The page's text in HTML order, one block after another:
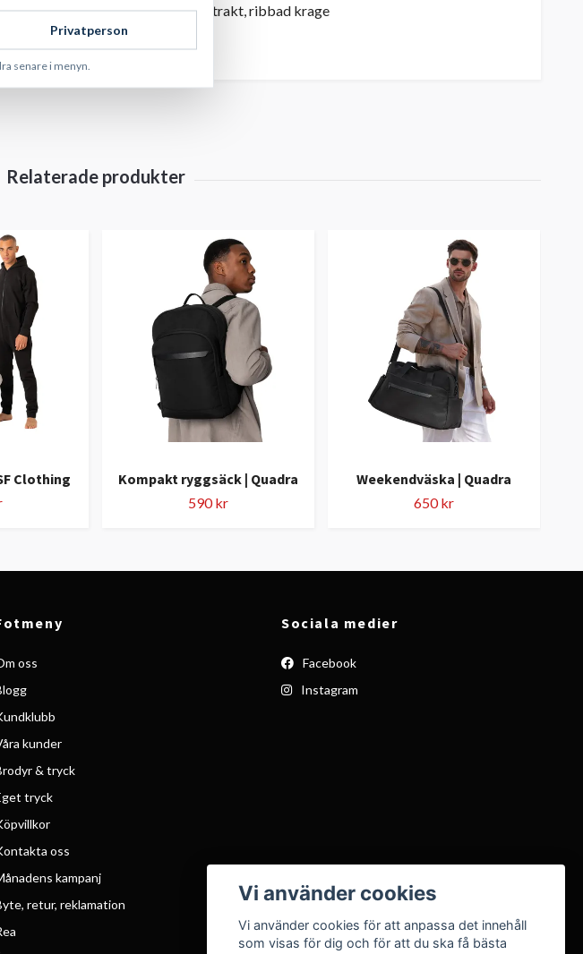
finish med pepparmintsextrakt, ribbad krage
Clothing Kompakt ryggsäck | Quadra
590 kr
Weekendväska | Quadra
650 kr
oss
kunder
& tryck
tryck
oss
kampanj
retur, reklamation
Sociala medier
Facebook
Instagram
Vi använder cookies
Vi använder cookies för att anpassa det innehåll
som visas för dig och för att du ska få bästa
Privatperson
senare i menyn.